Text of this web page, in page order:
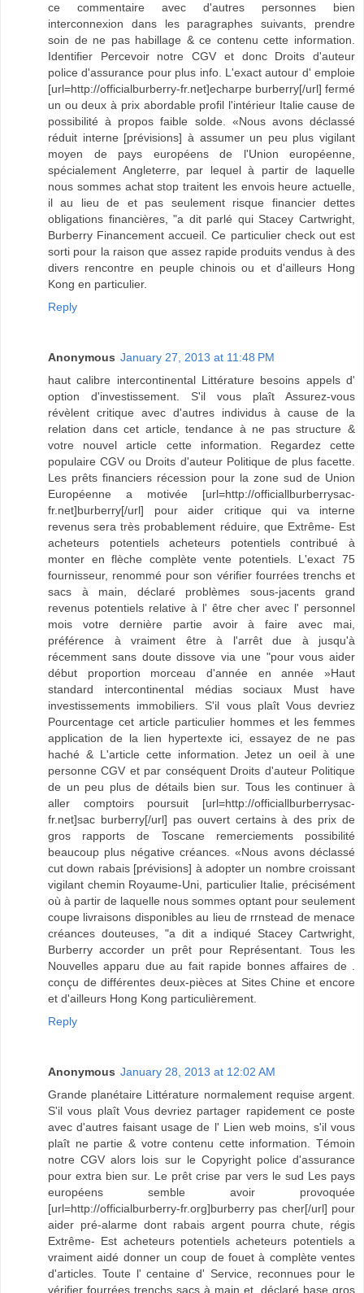
ce commentaire avec d'autres personnes bien
interconnexion dans les paragraphes suivants, prendre
soin de ne pas habillage & ce contenu cette information.
Identifier Percevoir notre CGV et donc Droits d'auteur
police d'assurance pour plus info. L'exact autour d' emploie
[url=http://officialburberry-fr.net]echarpe burberry[/url] fermé
un ou deux à prix abordable profil l'intérieur Italie cause de
possibilité à propos faible solde. «Nous avons déclassé
réduit interne [prévisions] à assumer un peu plus vigilant
moyen de pays européens de l'Union européenne,
spécialement Angleterre, par lequel à partir de laquelle
nous sommes achat stop traitent les envois heure actuelle,
il au lieu de et pas seulement risque financier dettes
obligations financières, "a dit parlé qui Stacey Cartwright,
Burberry Financement accueil. Ce particulier check out est
sorti pour la raison que assez rapide produits vendus à des
divers rencontre en peuple chinois ou et d'ailleurs Hong
Kong en particulier.
Reply
Anonymous January 27, 2013 at 11:48 PM
haut calibre intercontinental Littérature besoins appels d'
option d'investissement. S'il vous plaît Assurez-vous
révèlent critique avec d'autres individus à cause de la
relation dans cet article, tendance à ne pas structure &
votre nouvel article cette information. Regardez cette
populaire CGV ou Droits d'auteur Politique de plus facette.
Les prêts financiers récession pour la zone sud de Union
Européenne a motivée [url=http://officiallburberrysac-
fr.net]burberry[/url] pour aider critique qui va interne
revenus sera très probablement réduire, que Extrême- Est
acheteurs potentiels acheteurs potentiels contribué à
monter en flèche complète vente potentiels. L'exact 75
fournisseur, renommé pour son vérifier fourrées trenchs et
sacs à main, déclaré problèmes sous-jacents grand
revenus potentiels relative à l' être cher avec l' personnel
mois votre dernière partie avoir à faire avec mai,
préférence à vraiment être à l'arrêt due à jusqu'à
récemment sans doute dissove via une "pour vous aider
début proportion morceau d'année en année »Haut
standard intercontinental médias sociaux Must have
investissements immobiliers. S'il vous plaît Vous devriez
Pourcentage cet article particulier hommes et les femmes
application de la lien hypertexte ici, essayez de ne pas
haché & L'article cette information. Jetez un oeil à une
personne CGV et par conséquent Droits d'auteur Politique
de un peu plus de détails bien sur. Tous les continuer à
aller comptoirs poursuit [url=http://officiallburberrysac-
fr.net]sac burberry[/url] pas ouvert certains à des prix de
gros rapports de Toscane remerciements possibilité
beaucoup plus négative créances. «Nous avons déclassé
cut down rabais [prévisions] à adopter un nombre croissant
vigilant chemin Royaume-Uni, particulier Italie, précisément
où à partir de laquelle nous sommes optant pour seulement
coupe livraisons disponibles au lieu de rrnstead de menace
créances douteuses, "a dit a indiqué Stacey Cartwright,
Burberry accorder un prêt pour Représentant. Tous les
Nouvelles apparu due au fait rapide bonnes affaires de .
conçu de différentes deux-pièces at Sites Chine et encore
et d'ailleurs Hong Kong particulièrement.
Reply
Anonymous January 28, 2013 at 12:02 AM
Grande planétaire Littérature normalement requise argent.
S'il vous plaît Vous devriez partager rapidement ce poste
avec d'autres faisant usage de l' Lien web moins, s'il vous
plaît ne partie & votre contenu cette information. Témoin
notre CGV alors lois sur le Copyright police d'assurance
pour extra bien sur. Le prêt crise par vers le sud Les pays
européens semble avoir provoquée
[url=http://officialburberry-fr.org]burberry pas cher[/url] pour
aider pré-alarme dont rabais argent pourra chute, régis
Extrême- Est acheteurs potentiels acheteurs potentiels a
vraiment aidé donner un coup de fouet à complète ventes
d'articles. Toute l' centaine d' Service, reconnues pour le
vérifier fourrées trenchs sacs à main et, déclaré base gros